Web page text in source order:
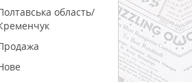
область/